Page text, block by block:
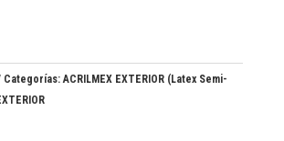
Categorías: ACRILMEX EXTERIOR (Latex Semi-